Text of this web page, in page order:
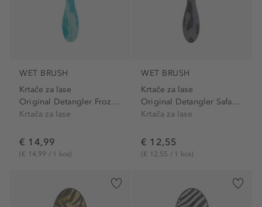
WET BRUSH
Krtače za lase
Original Detangler Frozen...
Krtača za lase
€ 14,99
(€ 14,99 / 1 kos)
WET BRUSH
Krtače za lase
Original Detangler Safari...
Krtača za lase
€ 12,55
(€ 12,55 / 1 kos)